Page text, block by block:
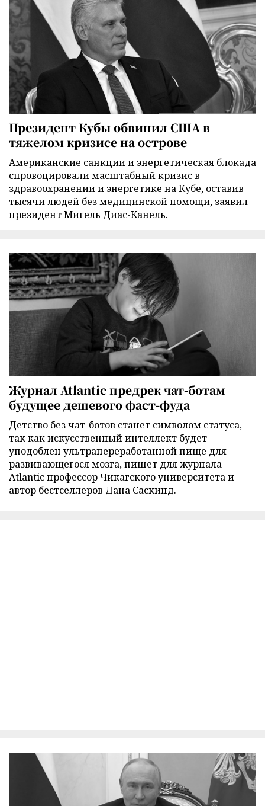
Президент Кубы обвинил США в
тяжелом кризисе на острове
Американские санкции и энергетическая блокада
спровоцировали масштабный кризис в
здравоохранении и энергетике на Кубе, оставив
тысячи людей без медицинской помощи, заявил
президент Мигель Диас-Канель.
Журнал Atlantic предрек чат-ботам
будущее дешевого фаст-фуда
Детство без чат-ботов станет символом статуса,
так как искусственный интеллект будет
уподоблен ультрапереработанной пище для
развивающегося мозга, пишет для журнала
Atlantic профессор Чикагского университета и
автор бестселлеров Дана Саскинд.